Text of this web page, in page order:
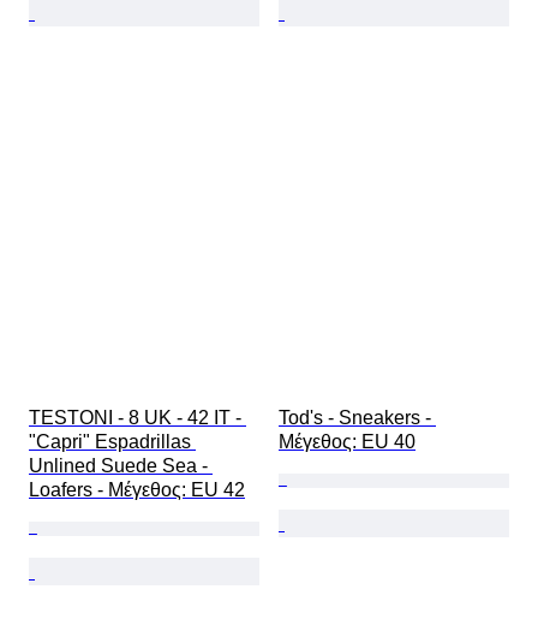
TESTONI - 8 UK - 42 IT -
"Capri" Espadrillas
Unlined Suede Sea -
Loafers - Mέγεθος: EU 42
Tod's - Sneakers -
Mέγεθος: EU 40